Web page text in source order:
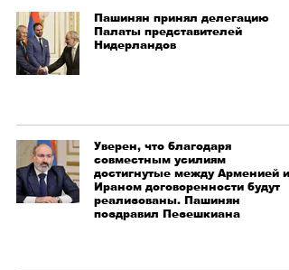
Пашинян принял делегацию
Палаты представителей
Нидерландов
Уверен, что благодаря
совместным усилиям
достигнутые между Арменией и
Ираном договоренности будут
реализованы. Пашинян
поздравил Пезешкиана